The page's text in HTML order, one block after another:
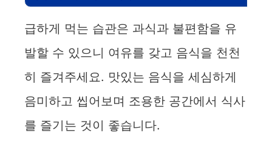
급하게 먹는 습관은 과식과 불편함을 유
발할 수 있으니 여유를 갖고 음식을 천천
히 즐겨주세요. 맛있는 음식을 세심하게
음미하고 씹어보며 조용한 공간에서 식사
를 즐기는 것이 좋습니다.